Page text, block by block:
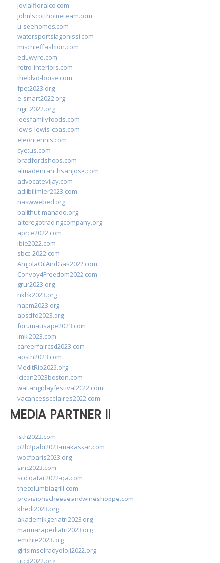
jovialfloralco.com
johnlscotthometeam.com
u-seehomes.com
watersportslagonissi.com
mischieffashion.com
eduwyre.com
retro-interiors.com
theblvd-boise.com
fpet2023.org
e-smart2022.org
ngrc2022.org
leesfamilyfoods.com
lewis-lewis-cpas.com
eleontennis.com
cyetus.com
bradfordshops.com
almadenranchsanjose.com
advocatevijay.com
adlibilimler2023.com
naswwebed.org
balithut-manado.org
alteregotradingcompany.org
aprce2022.com
ibie2022.com
sbcc-2022.com
AngolaOilAndGas2022.com
Convoy4Freedom2022.com
grur2023.org
hkhk2023.org
napm2023.org
apsdfd2023.org
forumausape2023.com
imkl2023.com
careerfaircsd2023.com
apsth2023.com
MedItRio2023.org
lcicon2023boston.com
waitangidayfestival2022.com
vacancesscolaires2022.com
MEDIA PARTNER II
isth2022.com
p2b2pabi2023-makassar.com
wocfparis2023.org
sinc2023.com
scdlqatar2022-qa.com
thecolumbiagrill.com
provisionscheeseandwineshoppe.com
khedi2023.org
akademikgeriatri2023.org
marmarapediatri2023.org
emchie2023.org
girisimselradyoloji2022.org
utcd2022.org